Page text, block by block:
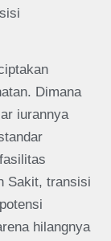
Dimana
iurannya
Sakit, transisi
hilangnya